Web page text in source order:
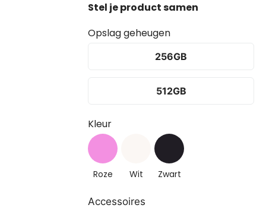
Opslag geheugen
256GB
512GB
Kleur
Roze Wit Zwart
Accessoires